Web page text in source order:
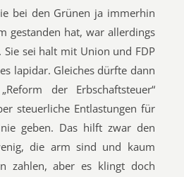
bei den Grünen ja immerhin
gestanden hat, war allerdings
Sie sei halt mit Union und FDP
lapidar. Gleiches dürfte dann
der Erbschaftsteuer“
steuerliche Entlastungen für
geben. Das hilft zwar den
die arm sind und kaum
zahlen, aber es klingt doch